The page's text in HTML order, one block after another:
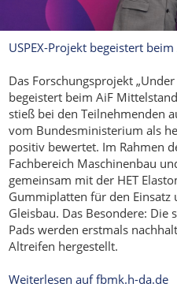
USPEX-Projekt begeistert
Das Forschungsprojekt „Under
begeistert beim AiF
stieß bei den Teilnehmenden
vom Bundesministerium als
positiv bewertet. Im Rahmen
Fachbereich Maschinenbau
gemeinsam mit der HET
Gummiplatten für den Einsatz
Gleisbau. Das Besondere: Die
Pads werden erstmals
Altreifen hergestellt.
Weiterlesen auf fbmk.h-da.de